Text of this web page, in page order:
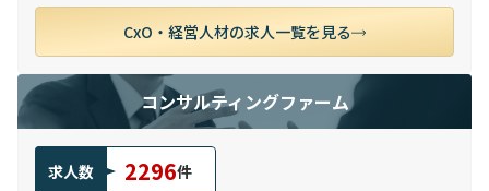
CxO・経営人材の求人一覧を見る
コンサルティングファーム
求人数 2296件